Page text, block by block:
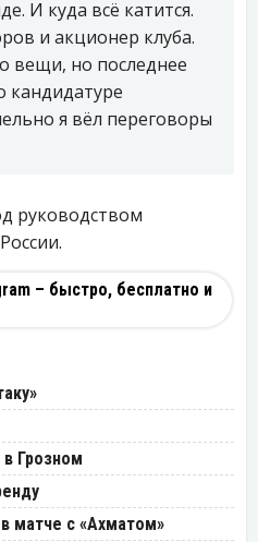
И куда всё катится.
и акционер клуба.
вещи, но последнее
кандидатуре
я вёл переговоры
руководством
– быстро, бесплатно и
Грозном
матче с «Ахматом»